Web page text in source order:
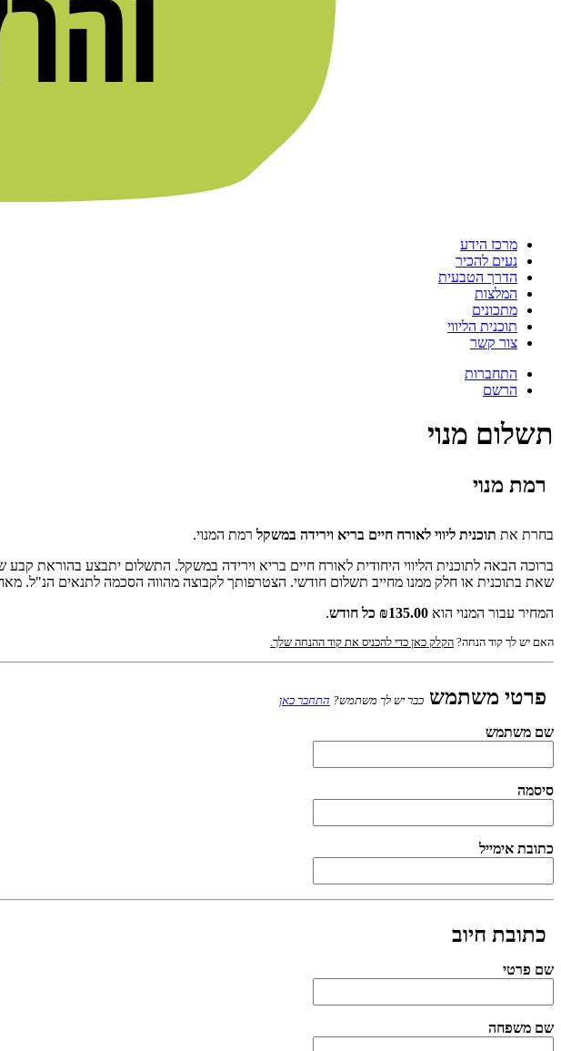
מרכז הידע
נעים להכיר
הדרך הטבעית
המלצות
מתכונים
תוכנית הליווי
צור קשר
התחברות
הרשם
תשלום מנוי
רמת מנוי
בחרת את תוכנית ליווי לאורח חיים בריא וירידה במשקל רמת המנוי.
שאת בתוכנית או חלק ממנו מחייב תשלום חודשי. הצטרפותך לקבוצה מהווה הסכמה לתנאים הנ"ל.
המחיר עבור המנוי הוא ₪135.00 כל ‎חודש .
האם יש לך קוד הנחה? הקלק כאן כדי להכניס את קוד ההנחה שלך.
פרטי משתמש כבר יש לך משתמש? התחבר כאן
שם משתמש
סיסמה
כתובת חיוב